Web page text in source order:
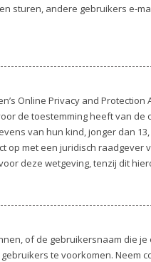
sturen, andere gebruikers e-
Online Privacy and
de toestemming heeft van
van hun kind, jonger dan
op met een juridisch
deze wetgeving, tenzij dit
of de gebruikersnaam die
te voorkomen. Neem